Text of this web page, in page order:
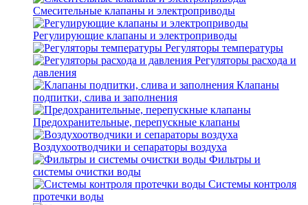
Смесительные клапаны и электроприводы
Регулирующие клапаны и электроприводы
Регуляторы температуры
Регуляторы расхода и
давления
Клапаны
подпитки, слива и заполнения
Предохранительные, перепускные клапаны
Воздухоотводчики и сепараторы воздуха
Фильтры и
системы очистки воды
Системы контроля
протечки воды